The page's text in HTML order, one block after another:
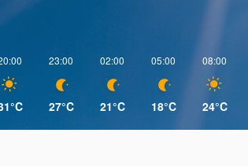
23:00
27°C
02:00
21°C
05:00
18°C
08:00
24°C